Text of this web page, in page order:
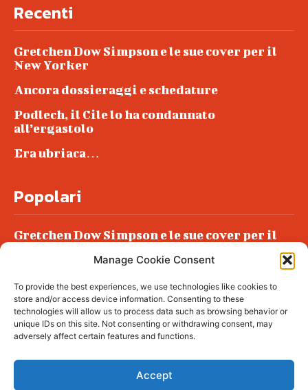
Manage Cookie Consent
To provide the best experiences, we use technologies like cookies to
store and/or access device information. Consenting to these
technologies will allow us to process data such as browsing behavior or
unique IDs on this site. Not consenting or withdrawing consent, may
adversely affect certain features and functions.
Accept
Recenti
Gretchen Dow Simpson e le sue cover per il
New Yorker
Ancora dossieraggi e schedature
Podlech, il Cile lo ha condannato
all’ergastolo
Era ubriaca…
Popolari
Gretchen Dow Simpson e le sue cover per il
Podlech, il Cile lo ha condannato
all’ergastolo
Era ubriaca…